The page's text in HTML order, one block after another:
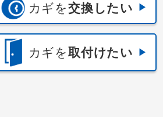
カギを交換したい
カギを取付けたい